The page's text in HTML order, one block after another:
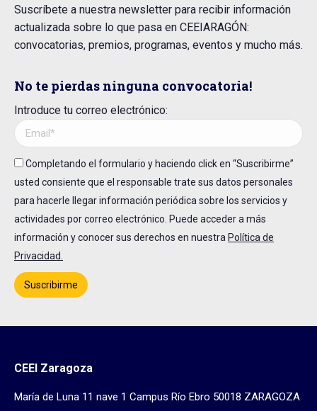
Suscríbete a nuestra newsletter para recibir información
actualizada sobre lo que pasa en CEEIARAGÓN:
convocatorias, premios, programas, eventos y mucho más.
No te pierdas ninguna convocatoria!
Introduce tu correo electrónico:
Completando el formulario y haciendo click en “Suscribirme”
usted consiente que el responsable trate sus datos personales
para hacerle llegar información periódica sobre los servicios y
actividades por correo electrónico. Puede acceder a más
información y conocer sus derechos en nuestra Política de
Privacidad.
CEEI Zaragoza
María de Luna 11 nave 1 Campus Río Ebro 50018 ZARAGOZA